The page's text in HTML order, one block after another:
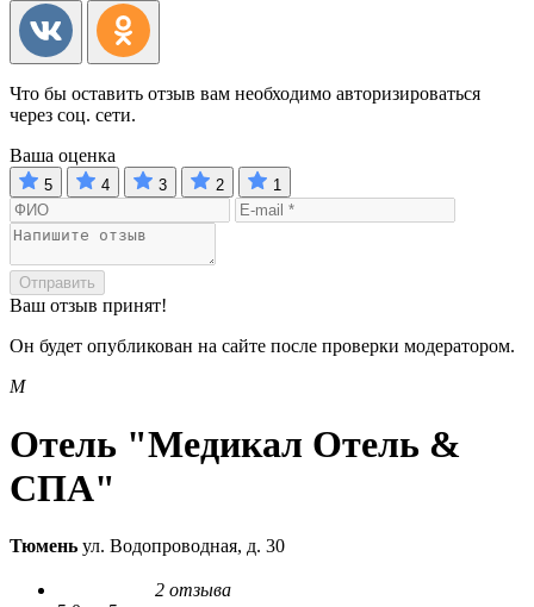
Что бы оставить отзыв вам необходимо авторизироваться
через соц. сети.
Ваша оценка
5 4 3 2 1
Отправить
Ваш отзыв принят!
Он будет опубликован на сайте после проверки модератором.
М
Отель "Медикал Отель &
СПА"
Тюмень ул. Водопроводная, д. 30
2 отзыва